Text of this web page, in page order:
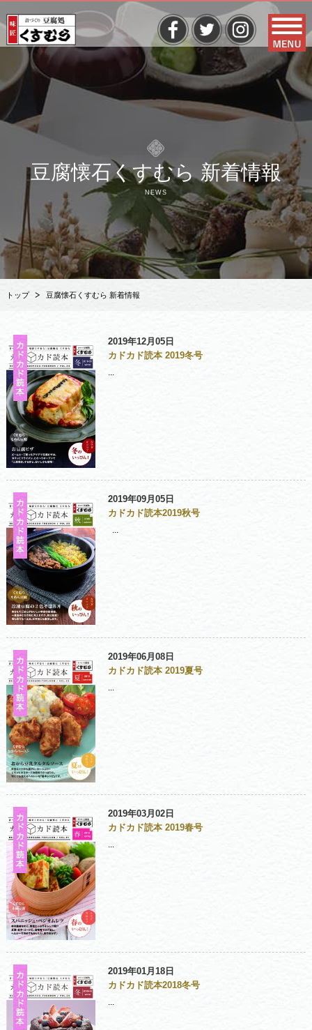
豆腐懐石くすむら 新着情報
NEWS
トップ 豆腐懐石くすむら 新着情報
2019年12月05日
カドカド読本 2019冬号
2019年09月05日
カドカド読本2019秋号
2019年06月08日
カドカド読本 2019夏号
2019年03月02日
カドカド読本 2019春号
2019年01月18日
カドカド読本2018冬号